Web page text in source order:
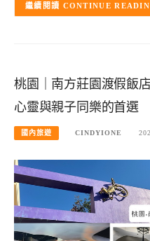
CONTINUE
桃園｜南方莊園渡假飯
心靈與親子同樂的首選
國內旅遊 CINDYIONE